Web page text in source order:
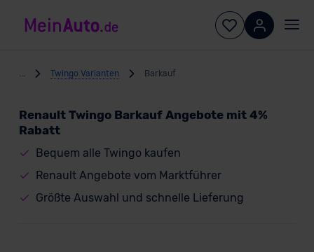
Twingo Varianten Barkauf
Renault Twingo Barkauf Angebote mit 4%
Rabatt
Bequem alle Twingo kaufen
Renault Angebote vom Marktführer
Größte Auswahl und schnelle Lieferung